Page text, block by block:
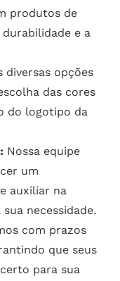
produtos de
e a
diversas opções
das cores
do logotipo da
Nossa equipe
um
auxiliar na
necessidade.
com prazos
que seus
para sua